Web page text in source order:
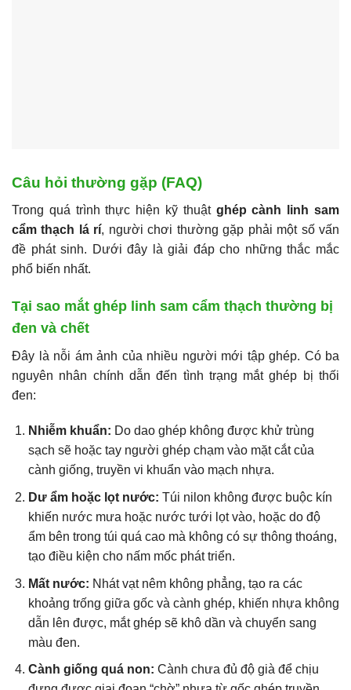
Câu hỏi thường gặp (FAQ)
Trong quá trình thực hiện kỹ thuật ghép cành linh sam
cẩm thạch lá rí, người chơi thường gặp phải một số vấn
đề phát sinh. Dưới đây là giải đáp cho những thắc mắc
phổ biến nhất.
Tại sao mắt ghép linh sam cẩm thạch thường bị
đen và chết
Đây là nỗi ám ảnh của nhiều người mới tập ghép. Có ba
nguyên nhân chính dẫn đến tình trạng mắt ghép bị thối
đen:
Nhiễm khuẩn: Do dao ghép không được khử trùng
sạch sẽ hoặc tay người ghép chạm vào mặt cắt của
cành giống, truyền vi khuẩn vào mạch nhựa.
Dư ẩm hoặc lọt nước: Túi nilon không được buộc kín
khiến nước mưa hoặc nước tưới lọt vào, hoặc do độ
ẩm bên trong túi quá cao mà không có sự thông thoáng,
tạo điều kiện cho nấm mốc phát triển.
Mất nước: Nhát vạt nêm không phẳng, tạo ra các
khoảng trống giữa gốc và cành ghép, khiến nhựa không
dẫn lên được, mắt ghép sẽ khô dần và chuyển sang
màu đen.
Cành giống quá non: Cành chưa đủ độ già để chịu